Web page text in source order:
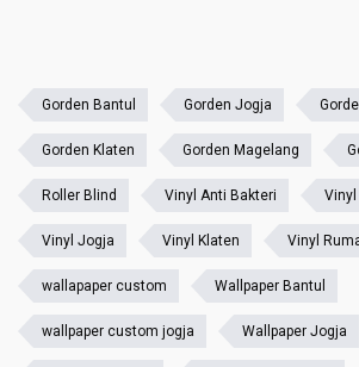
Gorden Bantul Gorden Jogja
Gorden Klaten Gorden Magelang
Roller Blind Vinyl Anti Bakteri Vinyl
Vinyl Jogja Vinyl Klaten Vinyl
wallapaper custom Wallpaper Bantul
wallpaper custom jogja Wallpaper Jogja